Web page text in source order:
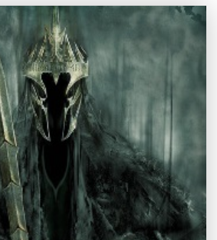
mi? Silah ve zırhlar dışında oyunda iksirler
Anlık olarak kısa bir süreliğine canınızı
güçlendiren, saldırı hızınızı...